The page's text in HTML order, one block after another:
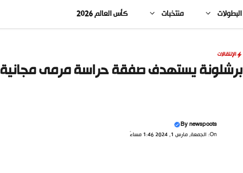
البطولات منتخبات كأس العالم 2026
الإنتقالات
برشلونة يستهدف صفقة حراسة مرمى مجانية
Bynewspoots
On: الجمعة, مارس 1, 2024 1:46 مساءً